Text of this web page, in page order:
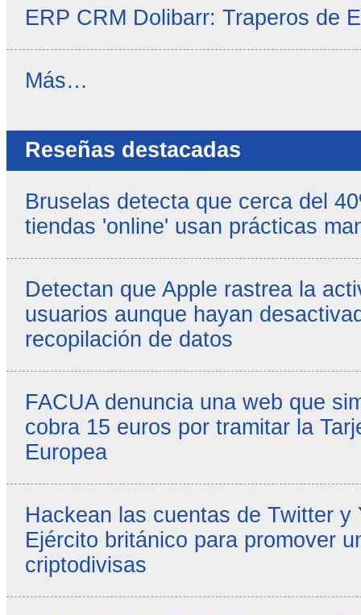
ERP CRM Dolibarr: Traperos de
Noticias
Más…
Reseñas destacadas
Bruselas detecta que cerca del
tiendas 'online' usan prácticas
Detectan que Apple rastrea la
usuarios aunque hayan
recopilación de datos
FACUA denuncia una web que
cobra 15 euros por tramitar la
Europea
Hackean las cuentas de Twitter y
Ejército británico para promover
criptodivisas